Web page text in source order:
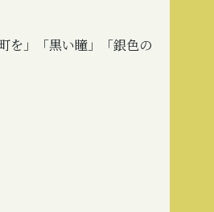
を」「黒い瞳」「銀色の